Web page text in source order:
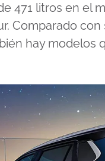
471 litros en el
Comparado
hay modelos